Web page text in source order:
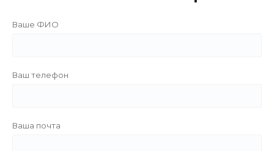
Ваше ФИО
Ваш телефон
Ваша почта